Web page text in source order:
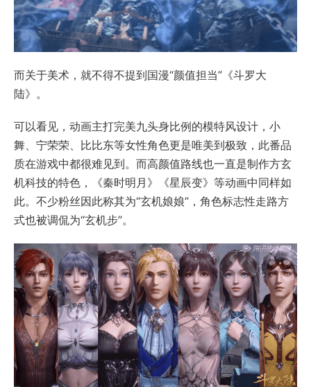
而关于美术，就不得不提到国漫“颜值担当”《斗罗大
陆》。
可以看见，动画主打完美九头身比例的模特风设计，小
舞、宁荣荣、比比东等女性角色更是唯美到极致，此番品
质在游戏中都很难见到。而高颜值路线也一直是制作方玄
机科技的特色，《秦时明月》《星辰变》等动画中同样如
此。不少粉丝因此称其为“玄机娘娘”，角色标志性走路方
式也被调侃为“玄机步”。